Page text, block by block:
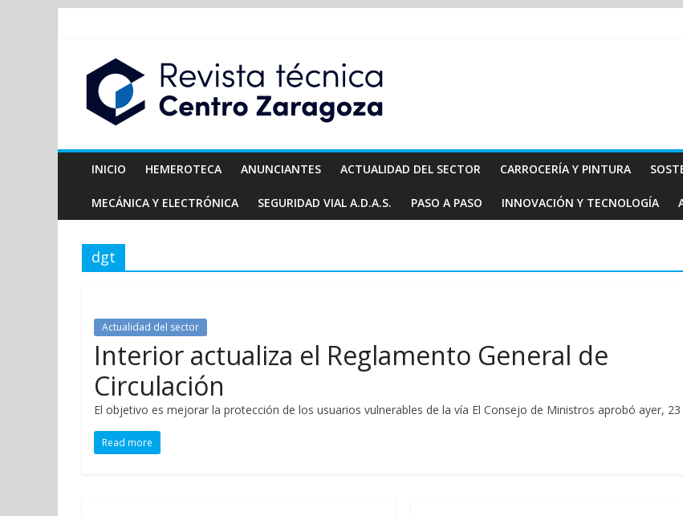
INICIO HEMEROTECA ANUNCIANTES ACTUALIDAD DEL SECTOR CARROCERÍA Y PINTURA
MECÁNICA Y ELECTRÓNICA SEGURIDAD VIAL A.D.A.S. PASO A PASO INNOVACIÓN Y TECNOLOGÍA
dgt
Actualidad del sector
Interior actualiza el Reglamento General de
Circulación
El objetivo es mejorar la protección de los usuarios vulnerables de la vía El Consejo de Ministros aprobó ayer, 23
Read more